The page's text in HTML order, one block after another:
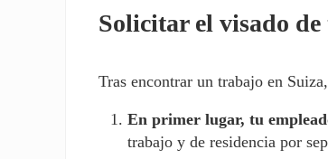
Solicitar el visado
Tras encontrar un trabajo en
En primer lugar, tu
trabajo y de residencia por